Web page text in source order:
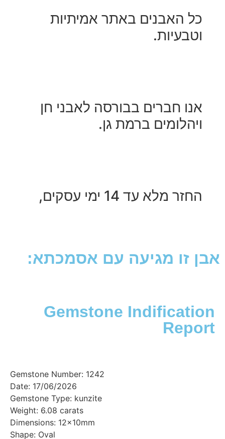
האבנים באתר אמיתיות
חברים בבורסה לאבני חן
ברמת גן.
מלא עד 14 ימי עסקים,
זו מגיעה עם אסמכתא:
Gemstone
Gemstone Number: 1242
Date: 17/06/2026
Gemstone Type: kunzite
Weight: 6.08 carats
Dimensions: 12x10mm
Shape: Oval